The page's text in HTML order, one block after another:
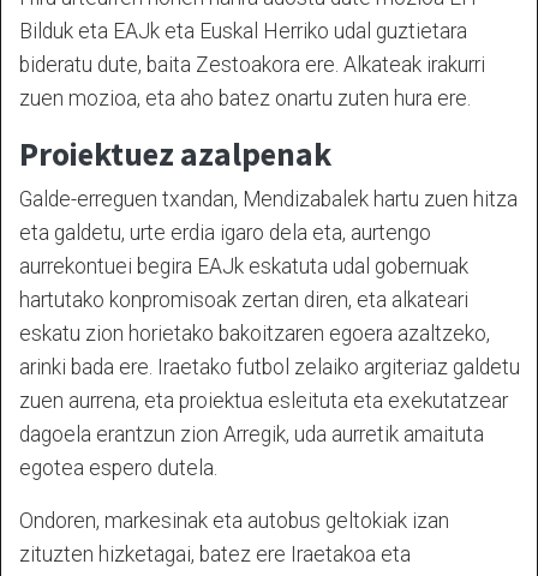
Bilduk eta EAJk eta Euskal Herriko udal guztietara
bideratu dute, baita Zestoakora ere. Alkateak irakurri
zuen mozioa, eta aho batez onartu zuten hura ere.
Proiektuez azalpenak
Galde-erreguen txandan, Mendizabalek hartu zuen hitza
eta galdetu, urte erdia igaro dela eta, aurtengo
aurrekontuei begira EAJk eskatuta udal gobernuak
hartutako konpromisoak zertan diren, eta alkateari
eskatu zion horietako bakoitzaren egoera azaltzeko,
arinki bada ere. Iraetako futbol zelaiko argiteriaz galdetu
zuen aurrena, eta proiektua esleituta eta exekutatzear
dagoela erantzun zion Arregik, uda aurretik amaituta
egotea espero dutela.
Ondoren, markesinak eta autobus geltokiak izan
zituzten hizketagai, batez ere Iraetakoa eta